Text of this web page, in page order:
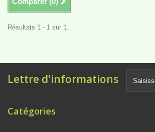
Résultats 1 - 1 sur 1.
Lettre d'informations
Catégories